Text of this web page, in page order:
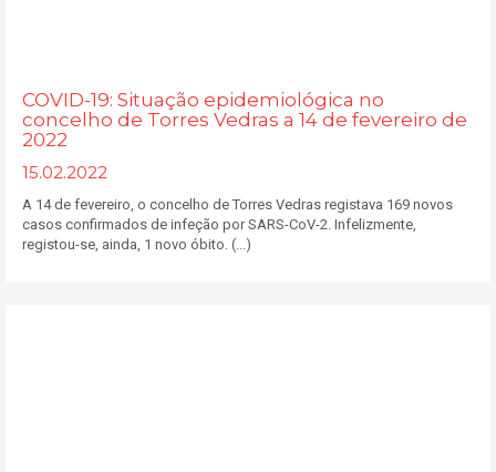
COVID-19: Situação epidemiológica no
concelho de Torres Vedras a 14 de fevereiro de
2022
15.02.2022
A 14 de fevereiro, o concelho de Torres Vedras registava 169 novos
casos confirmados de infeção por SARS-CoV-2. Infelizmente,
registou-se, ainda, 1 novo óbito. (...)